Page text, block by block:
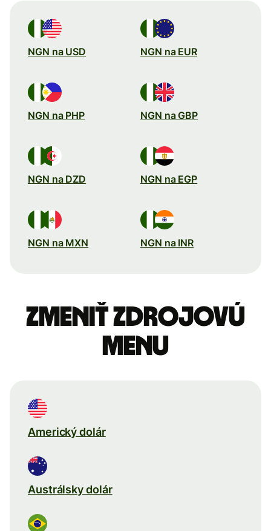
NGN na USD NGN na EUR
NGN na PHP NGN na GBP
NGN na DZD NGN na EGP
NGN na MXN NGN na INR
Zmeniť zdrojovú
menu
Americký dolár
Austrálsky dolár